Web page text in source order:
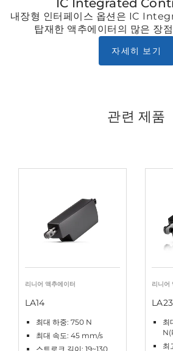
IC Integrated
내장형 인터페이스 옵션은 IC
탑재한 액추에이터의 많은 장
자세히 보기
관련 제품
리니어 액추에이터
LA14
최대 하중: 750 N
최대 속도: 45 mm/s
스트로크 길이: 19~130
리니어
LA23
최
최